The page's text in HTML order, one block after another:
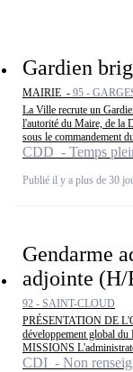
Gardien
MAIRIE - 95 -
La Ville recrute un
l'autorité du Maire, de la
sous le commandement
CDD - Temps
Publié il y a plus de 30
Gendarme
adjointe (H/
92 - SAINT-CLOUD
PRÉSENTATION DE
développement global
MISSIONS
CDI - Non